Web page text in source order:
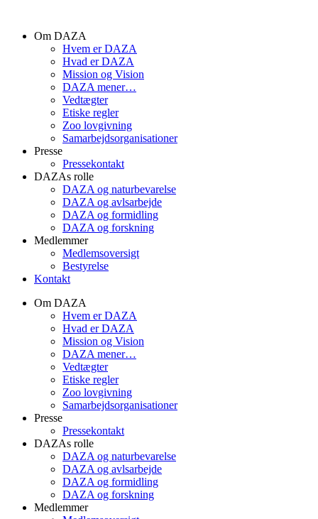
indholdOm DAZA
Hvem er DAZA
Hvad er DAZA
Mission og Vision
DAZA mener…
Vedtægter
Etiske regler
Zoo lovgivning
Samarbejdsorganisationer
Presse
Pressekontakt
DAZAs rolle
DAZA og natur­bevarelse
DAZA og avls­arbejde
DAZA og formidling
DAZA og forskning
Medlemmer
Medlemsoversigt
Bestyrelse
Kontakt
Om DAZA
Hvem er DAZA
Hvad er DAZA
Mission og Vision
DAZA mener…
Vedtægter
Etiske regler
Zoo lovgivning
Samarbejdsorganisationer
Presse
Pressekontakt
DAZAs rolle
DAZA og natur­bevarelse
DAZA og avls­arbejde
DAZA og formidling
DAZA og forskning
Medlemmer